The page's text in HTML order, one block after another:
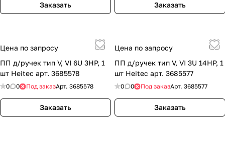
Заказать Заказать
Цена по запросу
ПП д/ручек тип V, VI 6U 3HP, 1
шт Heitec арт. 3685578
0 0 Под заказАрт. 3685578
Заказать
Цена по запросу
ПП д/ручек тип V, VI 3U 14HP, 1
шт Heitec арт. 3685577
0 0 Под заказАрт. 3685577
Заказать